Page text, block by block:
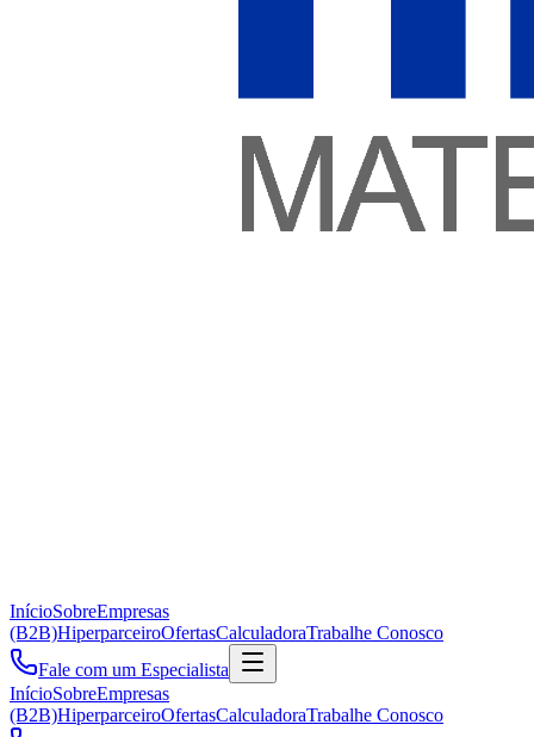
InícioSobreEmpresas
(B2B)HiperparceiroOfertasCalculadoraTrabalhe Conosco
Fale com um Especialista
InícioSobreEmpresas
(B2B)HiperparceiroOfertasCalculadoraTrabalhe Conosco